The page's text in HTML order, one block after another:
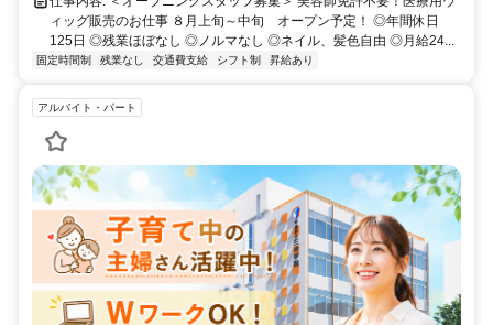
ィッグ販売のお仕事 ８月上旬～中旬 オープン予定！ ◎年間休日
125日 ◎残業ほぼなし ◎ノルマなし ◎ネイル、髪色自由 ◎月給24...
固定時間制 残業なし 交通費支給 シフト制 昇給あり
アルバイト・パート